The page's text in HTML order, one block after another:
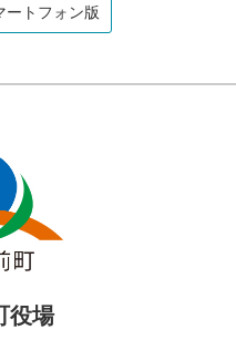
ートフォン版
役場